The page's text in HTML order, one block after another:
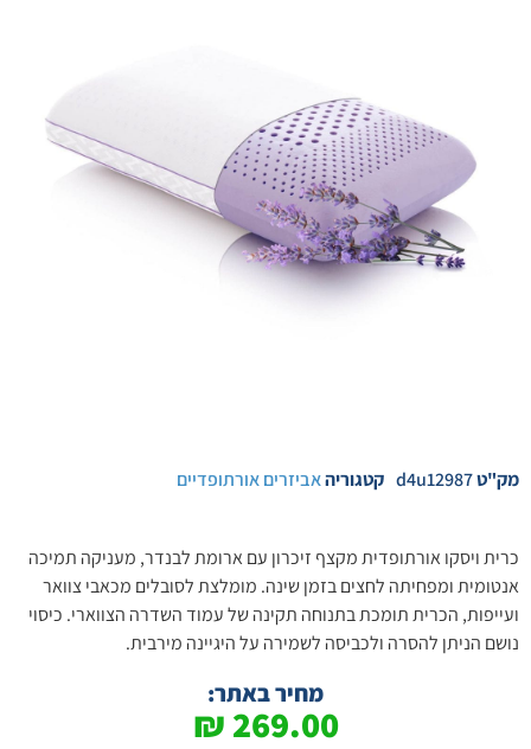
מק"טd4u12987 קטגוריהאביזרים אורתופדיים
כרית ויסקו אורתופדית מקצף זיכרון עם ארומת לבנדר, מעניקה תמיכה
אנטומית ומפחיתה לחצים בזמן שינה. מומלצת לסובלים מכאבי צוואר
ועייפות, הכרית תומכת בתנוחה תקינה של עמוד השדרה הצווארי. כיסוי
נושם הניתן להסרה ולכביסה לשמירה על היגיינה מירבית.
מחיר באתר:
269.00
₪